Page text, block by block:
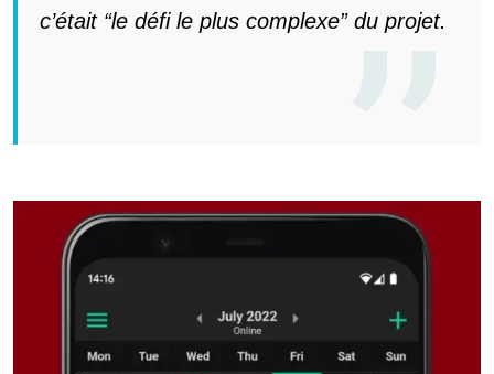
c’était “le défi le plus complexe” du projet.